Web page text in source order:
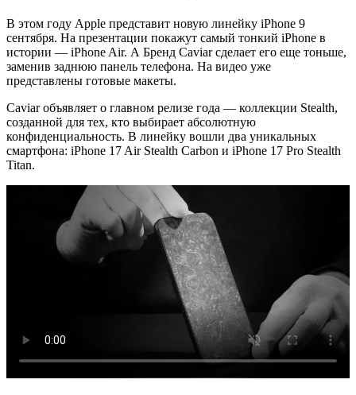
В этом году Apple представит новую линейку iPhone 9
сентября. На презентации покажут самый тонкий iPhone в
истории — iPhone Air. А Бренд Caviar сделает его еще тоньше,
заменив заднюю панель телефона. На видео уже
представлены готовые макеты.
Caviar объявляет о главном релизе года — коллекции Stealth,
созданной для тех, кто выбирает абсолютную
конфиденциальность. В линейку вошли два уникальных
смартфона: iPhone 17 Air Stealth Carbon и iPhone 17 Pro Stealth
Titan.